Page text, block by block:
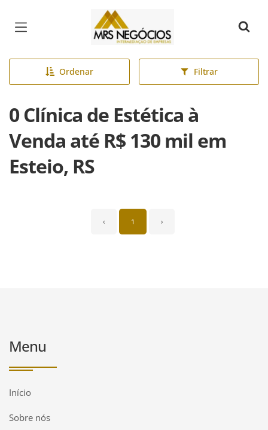
Página inicial
Ordenar Filtrar
0 Clínica de Estética à
Venda até R$ 130 mil em
Esteio, RS
‹ 1 ›
Menu
Início
Sobre nós